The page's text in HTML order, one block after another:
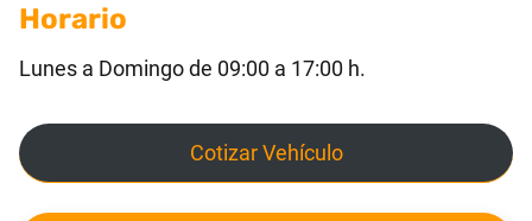
Horario
Lunes a Domingo de 09:00 a 17:00 h.
Cotizar Vehículo